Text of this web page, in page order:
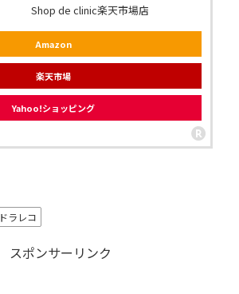
Shop de clinic楽天市場店
Amazon
楽天市場
Yahoo!ショッピング
ドラレコ
スポンサーリンク